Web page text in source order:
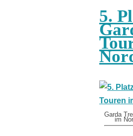
5.
Garda
im